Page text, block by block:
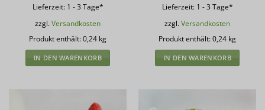
Lieferzeit: 1 - 3 Tage*
zzgl.Versandkosten
Produkt enthält: 0,24 kg
IN DEN WARENKORB
Lieferzeit: 1 - 3 Tage*
zzgl.Versandkosten
Produkt enthält: 0,24 kg
IN DEN WARENKORB